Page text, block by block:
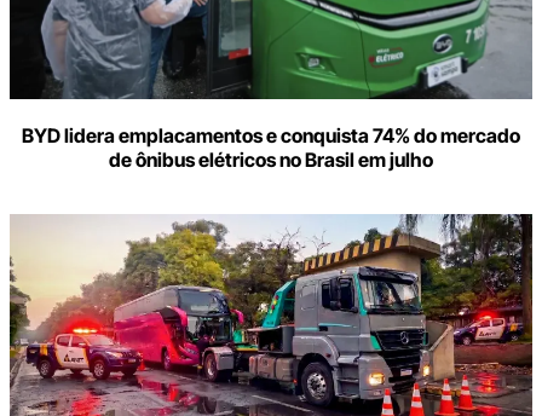
BYD lidera emplacamentos e conquista 74% do mercado
de ônibus elétricos no Brasil em julho